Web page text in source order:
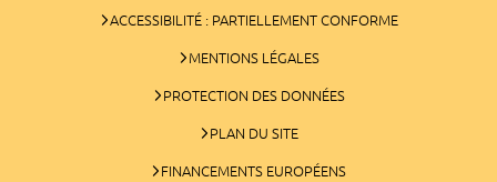
ACCESSIBILITÉ : PARTIELLEMENT CONFORME
MENTIONS LÉGALES
PROTECTION DES DONNÉES
PLAN DU SITE
FINANCEMENTS EUROPÉENS